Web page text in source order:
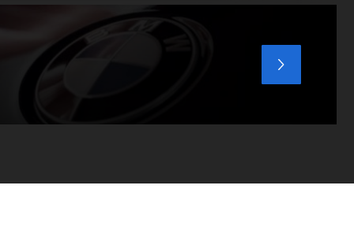
voordat u verder loopt.